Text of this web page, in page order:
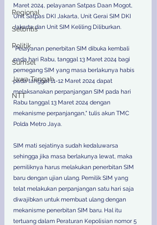
Regional
Selbritis
Politik
Sumsel
Jawa Tengah
NTT
Maret 2024, pelayanan Satpas Daan Mogot,
Unit Satpas DKI Jakarta, Unit Gerai SIM DKI
Jakarta dan Unit SIM Keliling Diliburkan.
"Pelayanan penerbitan SIM dibuka kembali
pada hari Rabu, tanggal 13 Maret 2024 bagi
pemegang SIM yang masa berlakunya habis
pada tanggal 11-12 Maret 2024 dapat
melaksanakan perpanjangan SIM pada hari
Rabu tanggal 13 Maret 2024 dengan
mekanisme perpanjangan," tulis akun TMC
Polda Metro Jaya.
SIM mati sejatinya sudah kedaluwarsa
sehingga jika masa berlakunya lewat, maka
pemiliknya harus melakukan penerbitan SIM
baru dengan ujian ulang. Pemilik SIM yang
telat melakukan perpanjangan satu hari saja
diwajibkan untuk membuat ulang dengan
mekanisme penerbitan SIM baru. Hal itu
tertuang dalam Peraturan Kepolisian nomor 5